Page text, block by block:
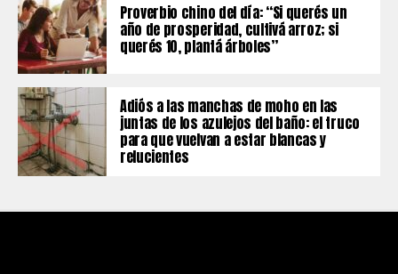
Proverbio chino del día: “Si querés un
año de prosperidad, cultivá arroz; si
querés 10, plantá árboles”
Adiós a las manchas de moho en las
juntas de los azulejos del baño: el truco
para que vuelvan a estar blancas y
relucientes